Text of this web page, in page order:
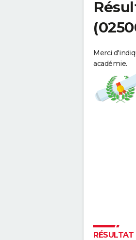
Merci
académie.